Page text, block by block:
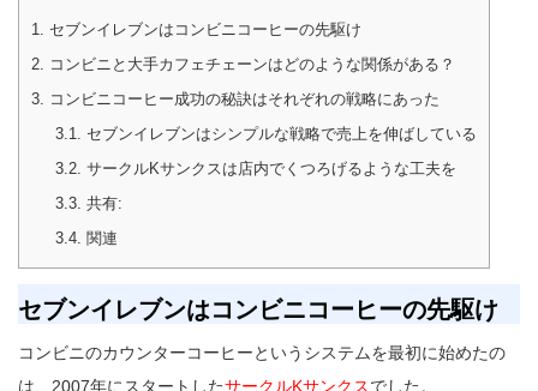
1. セブンイレブンはコンビニコーヒーの先駆け
2. コンビニと大手カフェチェーンはどのような関係がある？
3. コンビニコーヒー成功の秘訣はそれぞれの戦略にあった
3.1. セブンイレブンはシンプルな戦略で売上を伸ばしている
3.2. サークルKサンクスは店内でくつろげるような工夫を
3.3. 共有:
3.4. 関連
セブンイレブンはコンビニコーヒーの先駆け
コンビニのカウンターコーヒーというシステムを最初に始めたの
は、2007年にスタートしたサークルKサンクスでした。